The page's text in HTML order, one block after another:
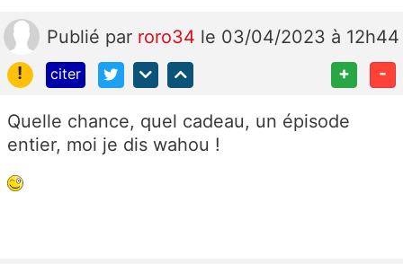
Publié par roro34 le 03/04/2023 à 12h44
!
citer + -
Quelle chance, quel cadeau, un épisode
entier, moi je dis wahou !